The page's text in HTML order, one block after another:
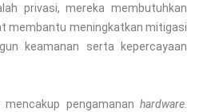
privasi, mereka membutuhkan
membantu meningkatkan mitigasi
keamanan serta kepercayaan
pengamanan hardware